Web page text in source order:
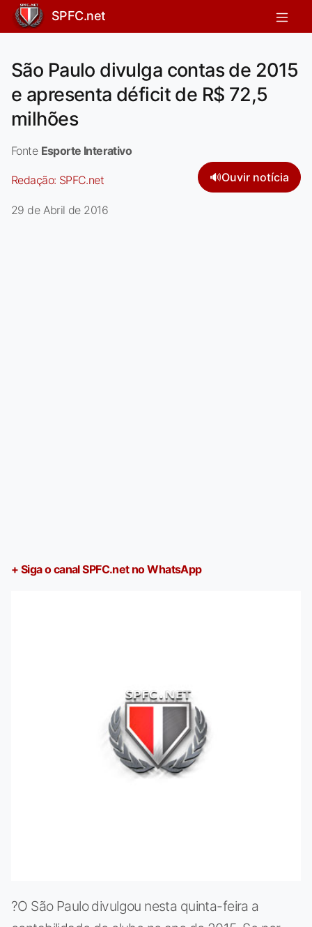
SPFC.net
São Paulo divulga contas de 2015
e apresenta déficit de R$ 72,5
milhões
Fonte Esporte Interativo
Redação: SPFC.net 🔊Ouvir notícia
29 de Abril de 2016
+ Siga o canal SPFC.net no WhatsApp
?O São Paulo divulgou nesta quinta-feira a